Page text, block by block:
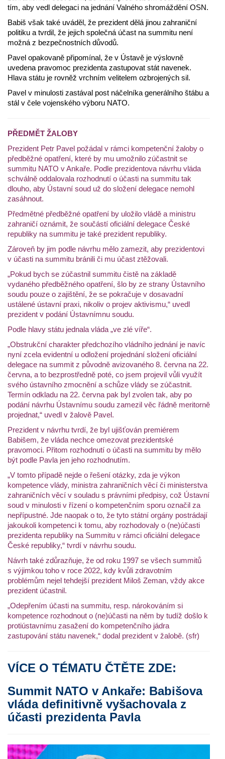
tím, aby vedl delegaci na jednání Valného shromáždění OSN.
Babiš však také uváděl, že prezident dělá jinou zahraniční
politiku a tvrdil, že jejich společná účast na summitu není
možná z bezpečnostních důvodů.
Pavel opakovaně připomínal, že v Ústavě je výslovně
uvedena pravomoc prezidenta zastupovat stát navenek.
Hlava státu je rovněž vrchním velitelem ozbrojených sil.
Pavel v minulosti zastával post náčelníka generálního štábu a
stál v čele vojenského výboru NATO.
PŘEDMĚT ŽALOBY
Prezident Petr Pavel požádal v rámci kompetenční žaloby o
předběžné opatření, které by mu umožnilo zúčastnit se
summitu NATO v Ankaře. Podle prezidentova návrhu vláda
schválně oddalovala rozhodnutí o účasti na summitu tak
dlouho, aby Ústavní soud už do složení delegace nemohl
zasáhnout.
Předmětné předběžné opatření by uložilo vládě a ministru
zahraničí oznámit, že součástí oficiální delegace České
republiky na summitu je také prezident republiky.
Zároveň by jim podle návrhu mělo zamezit, aby prezidentovi
v účasti na summitu bránili či mu účast ztěžovali.
„Pokud bych se zúčastnil summitu čistě na základě
vydaného předběžného opatření, šlo by ze strany Ústavního
soudu pouze o zajištění, že se pokračuje v dosavadní
ustálené ústavní praxi, nikoliv o projev aktivismu,“ uvedl
prezident v podání Ústavnímnu soudu.
Podle hlavy státu jednala vláda „ve zlé víře“.
„Obstrukční charakter předchozího vládního jednání je navíc
nyní zcela evidentní u odložení projednání složení oficiální
delegace na summit z původně avizovaného 8. června na 22.
června, a to bezprostředně poté, co jsem projevil vůli využít
svého ústavního zmocnění a schůze vlády se zúčastnit.
Termín odkladu na 22. června pak byl zvolen tak, aby po
podání návrhu Ústavnímu soudu zamezil věc řádně meritorně
projednat,“ uvedl v žalově Pavel.
Prezident v návrhu tvrdí, že byl ujišťován premiérem
Babišem, že vláda nechce omezovat prezidentské
pravomoci. Přitom rozhodnutí o účasti na summitu by mělo
být podle Pavla jen jeho rozhodnutím.
„V tomto případě nejde o řešení otázky, zda je výkon
kompetence vlády, ministra zahraničních věcí či ministerstva
zahraničních věcí v souladu s právními předpisy, což Ústavní
soud v minulosti v řízení o kompetenčním sporu označil za
nepřípustné. Jde naopak o to, že tyto státní orgány postrádají
jakoukoli kompetenci k tomu, aby rozhodovaly o (ne)účasti
prezidenta republiky na Summitu v rámci oficiální delegace
České republiky,“ tvrdí v návrhu soudu.
Návrh také zdůrazňuje, že od roku 1997 se všech summitů
s výjimkou toho v roce 2022, kdy kvůli zdravotním
problémům nejel tehdejší prezident Miloš Zeman, vždy akce
prezident účastnil.
„Odepřením účasti na summitu, resp. nárokováním si
kompetence rozhodnout o (ne)účasti na něm by tudíž došlo k
protiústavnímu zasažení do kompetenčního jádra
zastupování státu navenek,“ dodal prezident v žalobě. (sfr)
VÍCE O TÉMATU ČTĚTE ZDE:
Summit NATO v Ankaře: Babišova
vláda definitivně vyšachovala z
účasti prezidenta Pavla